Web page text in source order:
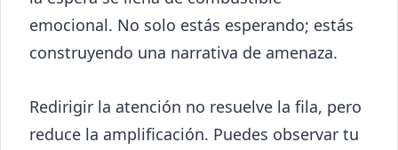
emocional. No solo estás esperando; estás
construyendo una narrativa de amenaza.
Redirigir la atención no resuelve la fila, pero
reduce la amplificación. Puedes observar tu